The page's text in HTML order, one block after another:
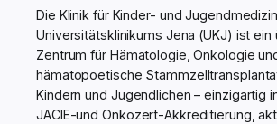
Die Klinik für Kinder- und
Universitätsklinikums Jena (UKJ) ist ein
Zentrum für Hämatologie, Onkologie
hämatopoetische
Kindern und Jugendlichen – einzigartig
JACIE-und Onkozert-Akkreditierung,